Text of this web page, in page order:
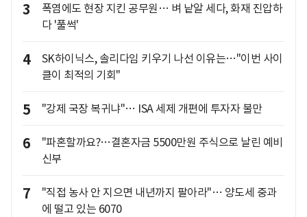
3
폭염에도 현장 지킨 공무원… 벼 낱알 세다, 화재 진압하
다 '풀썩'
4
SK하이닉스, 솔리다임 키우기 나선 이유는…"이번 사이
클이 최적의 기회"
5 "강제 국장 복귀냐"… ISA 세제 개편에 투자자 불만
6
"파혼할까요?…결혼자금 5500만원 주식으로 날린 예비
신부
7
"직접 농사 안 지으면 내년까지 팔아라"… 양도세 중과
에 떨고 있는 6070